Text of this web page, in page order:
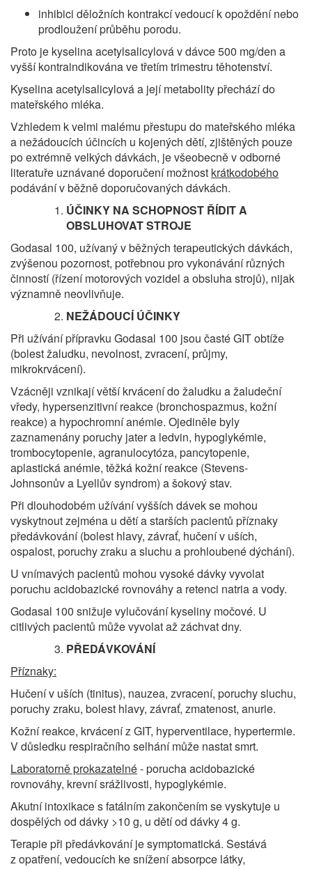
inhibici děložních kontrakcí vedoucí k opoždění nebo
prodloužení průběhu porodu.
Proto je kyselina acetylsalicylová v dávce 500 mg/den a
vyšší kontraindikována ve třetím trimestru těhotenství.
Kyselina acetylsalicylová a její metabolity přechází do
mateřského mléka.
Vzhledem k velmi malému přestupu do mateřského mléka
a nežádoucích účincích u kojených dětí, zjištěných pouze
po extrémně velkých dávkách, je všeobecně v odborné
literatuře uznávané doporučení možnost krátkodobého
podávání v běžně doporučovaných dávkách.
ÚČINKY NA SCHOPNOST ŘÍDIT A
OBSLUHOVAT STROJE
Godasal 100, užívaný v běžných terapeutických dávkách,
zvýšenou pozornost, potřebnou pro vykonávání různých
činností (řízení motorových vozidel a obsluha strojů), nijak
významně neovlivňuje.
NEŽÁDOUCÍ ÚČINKY
Při užívání přípravku Godasal 100 jsou časté GIT obtíže
(bolest žaludku, nevolnost, zvracení, průjmy,
mikrokrvácení).
Vzácněji vznikají větší krvácení do žaludku a žaludeční
vředy, hypersenzitivní reakce (bronchospazmus, kožní
reakce) a hypochromní anémie. Ojediněle byly
zaznamenány poruchy jater a ledvin, hypoglykémie,
trombocytopenie, agranulocytóza, pancytopenie,
aplastická anémie, těžká kožní reakce (Stevens-
Johnsonův a Lyellův syndrom) a šokový stav.
Při dlouhodobém užívání vyšších dávek se mohou
vyskytnout zejména u dětí a starších pacientů příznaky
předávkování (bolest hlavy, závrať, hučení v uších,
ospalost, poruchy zraku a sluchu a prohloubené dýchání).
U vnímavých pacientů mohou vysoké dávky vyvolat
poruchu acidobazické rovnováhy a retenci natria a vody.
Godasal 100 snižuje vylučování kyseliny močové. U
citlivých pacientů může vyvolat až záchvat dny.
PŘEDÁVKOVÁNÍ
Příznaky:
Hučení v uších (tinitus), nauzea, zvracení, poruchy sluchu,
poruchy zraku, bolest hlavy, závrať, zmatenost, anurie.
Kožní reakce, krvácení z GIT, hyperventilace, hypertermie.
V důsledku respiračního selhání může nastat smrt.
Laboratorně prokazatelné- porucha acidobazické
rovnováhy, krevní srážlivosti, hypoglyké­mie.
Akutní intoxikace s fatálním zakončením se vyskytuje u
dospělých od dávky >10 g, u dětí od dávky 4 g.
Terapie při předávkování je symptomatická. Sestává
z opatření, vedoucích ke snížení absorpce látky,